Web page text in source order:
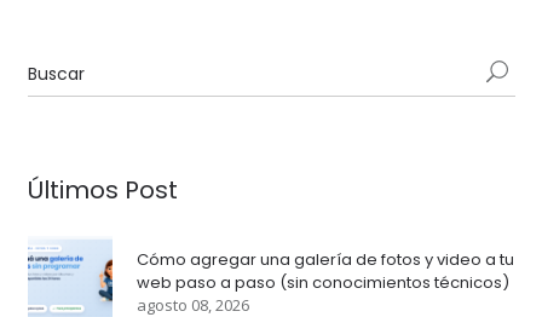
Últimos Post
Cómo agregar una galería de fotos y video a tu
web paso a paso (sin conocimientos técnicos)
agosto 08, 2026